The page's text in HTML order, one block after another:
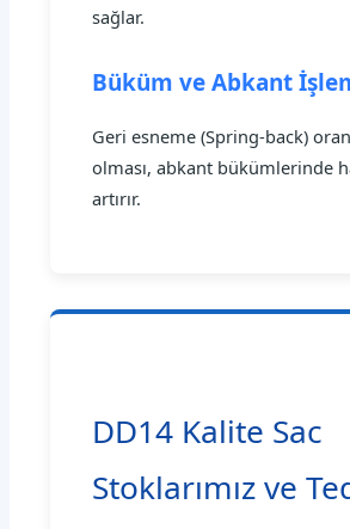
sağlar.
Büküm ve Abkant
Geri esneme (Spring-back)
olması, abkant bükümlerinde
artırır.
DD14 Kalite Sac
Stoklarımız ve